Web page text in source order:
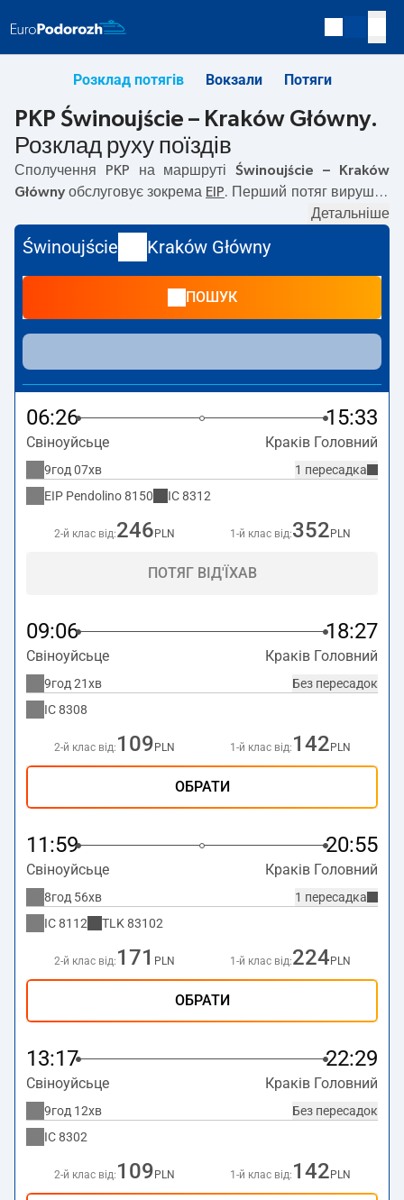
Розклад потягів Вокзали Потяги
PKP Świnoujście – Kraków Główny.
Розклад руху поїздів
Сполучення PKP на маршруті Świnoujście – Kraków
Główny обслуговує зокрема EIP. Перший потяг вирушає
з вокзалу PKP Świnoujście за адресою
Dworcowa, 72-600 Swinoujscie
Świnoujście–Kraków Głównyкурсують також інші потяги:
— пропонують нижчу ціну квитка і зазвичай
довший час подорожі. Потяг завершує маршрут на
станції Kraków Główny за адресою
Plac im. Jana Nowaka-
Jeziorańskiego 1. 31-154 Kraków
Детальніше
Świnoujście Kraków Główny
ПОШУК
06:26 15:33
Свіноуйсьце Краків Головний
1 пересадка
9год 07хв
EIP Pendolino8150 IC8312
2-й клас від:246 PLN 1-й клас від:352 PLN
ПОТЯГ ВІД'ЇХАВ
09:06 18:27
Свіноуйсьце Краків Головний
Без пересадок
9год 21хв
IC8308
2-й клас від: 109 PLN 1-й клас від: 142 PLN
ОБРАТИ
11:59 20:55
Свіноуйсьце Краків Головний
1 пересадка
8год 56хв
IC8112 TLK 83102
2-й клас від: 171 PLN 1-й клас від:224 PLN
ОБРАТИ
13:17 22:29
Свіноуйсьце Краків Головний
Без пересадок
9год 12хв
IC8302
2-й клас від: 109 PLN 1-й клас від: 142 PLN